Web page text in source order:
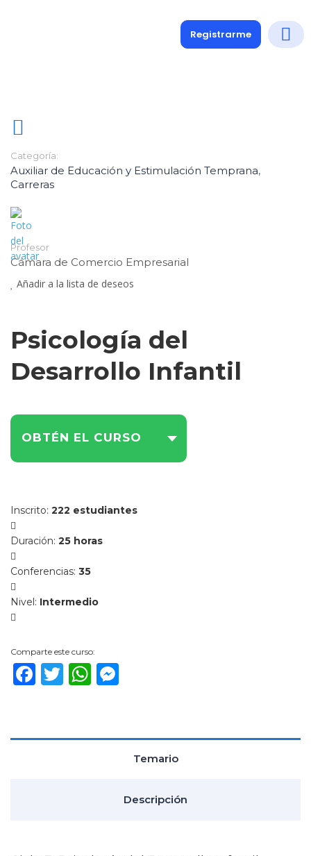
Registrarme
Categoría:
Auxiliar de Educación y Estimulación Temprana,
Carreras
Profesor
Cámara de Comercio Empresarial
Añadir a la lista de deseos
Psicología del
Desarrollo Infantil
OBTÉN EL CURSO
Inscrito: 222 estudiantes
Duración: 25 horas
Conferencias: 35
Nivel: Intermedio
Comparte este curso:
Facebook
TwitterWhatsApp
Temario
Descripción